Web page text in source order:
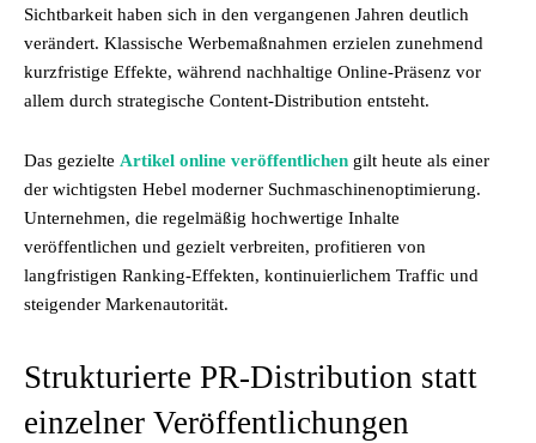
Sichtbarkeit haben sich in den vergangenen Jahren deutlich
verändert. Klassische Werbemaßnahmen erzielen zunehmend
kurzfristige Effekte, während nachhaltige Online-Präsenz vor
allem durch strategische Content-Distribution entsteht.
Das gezielte Artikel online veröffentlichen gilt heute als einer
der wichtigsten Hebel moderner Suchmaschinenoptimierung.
Unternehmen, die regelmäßig hochwertige Inhalte
veröffentlichen und gezielt verbreiten, profitieren von
langfristigen Ranking-Effekten, kontinuierlichem Traffic und
steigender Markenautorität.
Strukturierte PR-Distribution statt
einzelner Veröffentlichungen